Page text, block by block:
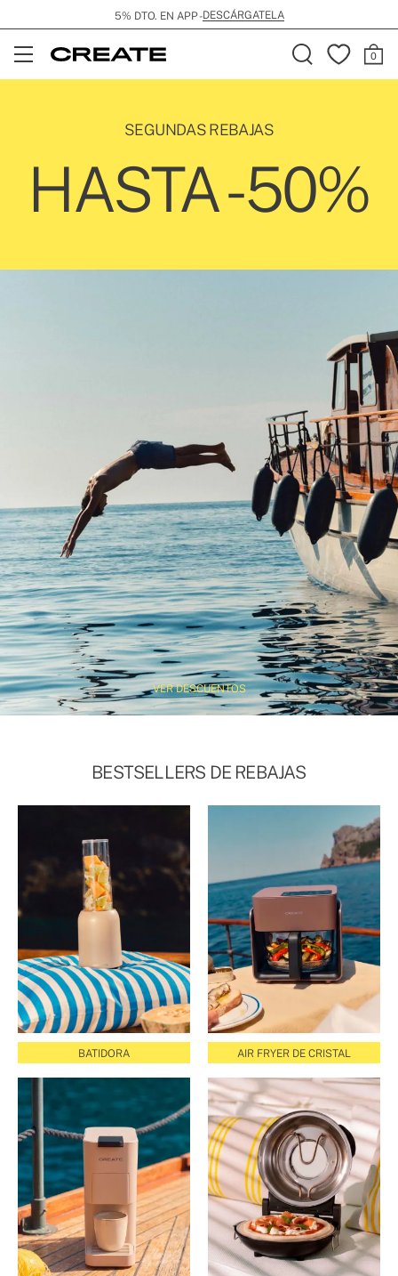
ENVÍO GRATIS EN PEDIDOS SUPERIORES A 99€
Open
Menu
SEGUNDAS REBAJAS
HASTA -50%
VER DESCUENTOS
BESTSELLERS DE REBAJAS
BATIDORA AIR FRYER DE CRISTAL